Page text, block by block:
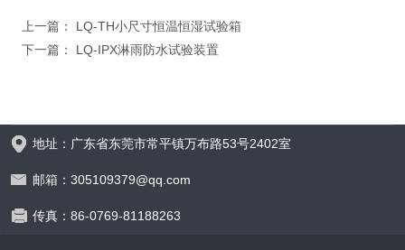
上一篇： LQ-TH小尺寸恒温恒湿试验箱
下一篇： LQ-IPX淋雨防水试验装置
地址：广东省东莞市常平镇万布路53号2402室
邮箱：305109379@qq.com
传真：86-0769-81188263